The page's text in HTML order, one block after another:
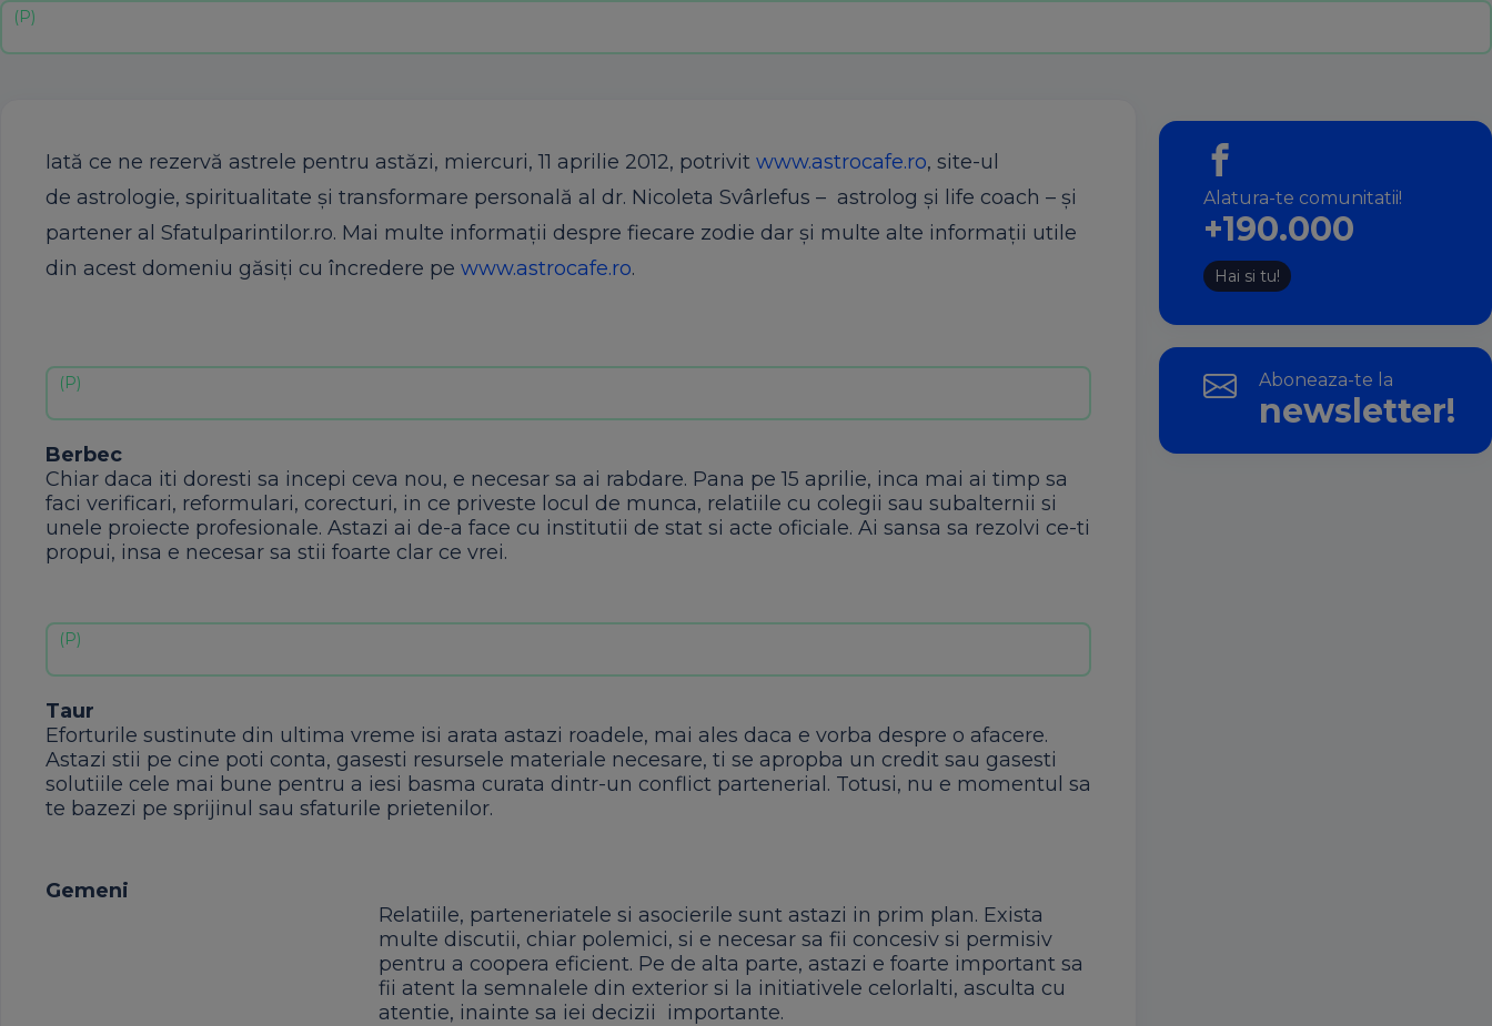
Iată ce ne rezervă astrele pentru astăzi, miercuri, 11 aprilie 2012, potrivit www.astrocafe.ro, site-ul
de astrologie, spiritualitate şi transformare personală al dr. Nicoleta Svârlefus – astrolog şi life coach – şi
partener al Sfatulparintilor.ro. Mai multe informaţii despre fiecare zodie dar şi multe alte informaţii utile
din acest domeniu găsiţi cu încredere pe www.astrocafe.ro.
Berbec
Chiar daca iti doresti sa incepi ceva nou, e necesar sa ai rabdare. Pana pe 15 aprilie, inca mai ai timp sa
faci verificari, reformulari, corecturi, in ce priveste locul de munca, relatiile cu colegii sau subalternii si
unele proiecte profesionale. Astazi ai de-a face cu institutii de stat si acte oficiale. Ai sansa sa rezolvi ce-ti
propui, insa e necesar sa stii foarte clar ce vrei.
Taur
Eforturile sustinute din ultima vreme isi arata astazi roadele, mai ales daca e vorba despre o afacere.
Astazi stii pe cine poti conta, gasesti resursele materiale necesare, ti se apropba un credit sau gasesti
solutiile cele mai bune pentru a iesi basma curata dintr-un conflict partenerial. Totusi, nu e momentul sa
te bazezi pe sprijinul sau sfaturile prietenilor.
Gemeni
Relatiile, parteneriatele si asocierile sunt astazi in prim plan. Exista
multe discutii, chiar polemici, si e necesar sa fii concesiv si permisiv
pentru a coopera eficient. Pe de alta parte, astazi e foarte important sa
fii atent la semnalele din exterior si la initiativele celorlalti, asculta cu
atentie, inainte sa iei decizii importante.
Alatura-te comunitatii!
+190.000
Hai si tu!
Aboneaza-te la
newsletter!